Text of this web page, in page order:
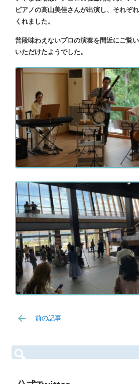
ピアノの高山美佳さんが出演し、それぞ
くれました。
普段味わえないプロの演奏を間近にご覧
いただけたようでした。
前の記事
検
索: